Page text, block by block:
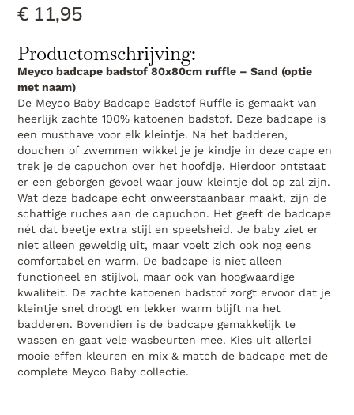
€ 11,95
Productomschrijving:
Meyco badcape badstof 80x80cm ruffle – Sand (optie
met naam)
De Meyco Baby Badcape Badstof Ruffle is gemaakt van
heerlijk zachte 100% katoenen badstof. Deze badcape is
een musthave voor elk kleintje. Na het badderen,
douchen of zwemmen wikkel je je kindje in deze cape en
trek je de capuchon over het hoofdje. Hierdoor ontstaat
er een geborgen gevoel waar jouw kleintje dol op zal zijn.
Wat deze badcape echt onweerstaanbaar maakt, zijn de
schattige ruches aan de capuchon. Het geeft de badcape
nét dat beetje extra stijl en speelsheid. Je baby ziet er
niet alleen geweldig uit, maar voelt zich ook nog eens
comfortabel en warm. De badcape is niet alleen
functioneel en stijlvol, maar ook van hoogwaardige
kwaliteit. De zachte katoenen badstof zorgt ervoor dat je
kleintje snel droogt en lekker warm blijft na het
badderen. Bovendien is de badcape gemakkelijk te
wassen en gaat vele wasbeurten mee. Kies uit allerlei
mooie effen kleuren en mix & match de badcape met de
complete Meyco Baby collectie.